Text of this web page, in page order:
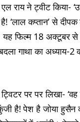
राय ने ट्वीट किया-
‘लाल कप्तान’ से दीपक
यह फिल्म 18 अक्टूबर से
गाथा का अध्याय-2
पर पर लिखा-
है! पेश है जोया